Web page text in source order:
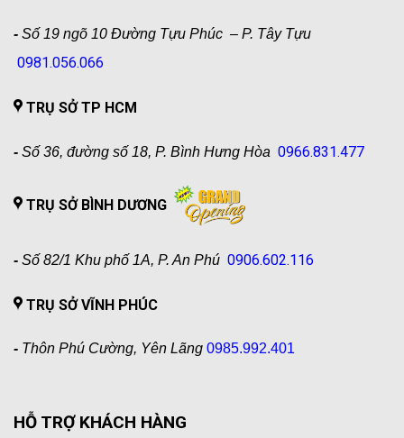
- Số 19 ngõ 10 Đường Tựu Phúc – P. Tây Tựu
0981.056.066
TRỤ SỞ TP HCM
- Số 36, đường số 18, P. Bình Hưng Hòa 0966.831.477
TRỤ SỞ BÌNH DƯƠNG
- Số 82/1 Khu phố 1A, P. An Phú 0906.602.116
TRỤ SỞ VĨNH PHÚC
- Thôn Phú Cường, Yên Lãng 0985.992.401
HỖ TRỢ KHÁCH HÀNG